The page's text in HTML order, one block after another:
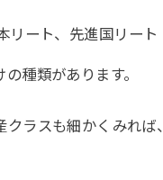
リート、先進国リート
種類があります。
クラスも細かくみれば